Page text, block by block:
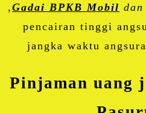
, Gadai BPKB Mobil
pencairan tinggi
jangka waktu
Pinjaman uang